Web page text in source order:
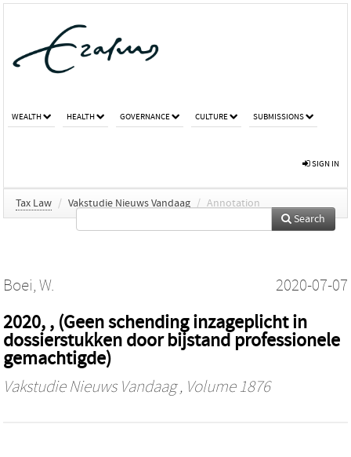
WEALTH HEALTH GOVERNANCE CULTURE SUBMISSIONS
SIGN IN
Tax Law / Vakstudie Nieuws Vandaag / Annotation
Search
Boei, W. 2020-07-07
2020, , (Geen schending inzageplicht in
dossierstukken door bijstand professionele
gemachtigde)
Vakstudie Nieuws Vandaag, Volume 1876